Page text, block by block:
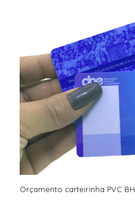
Orçamento carteirinha PVC BH